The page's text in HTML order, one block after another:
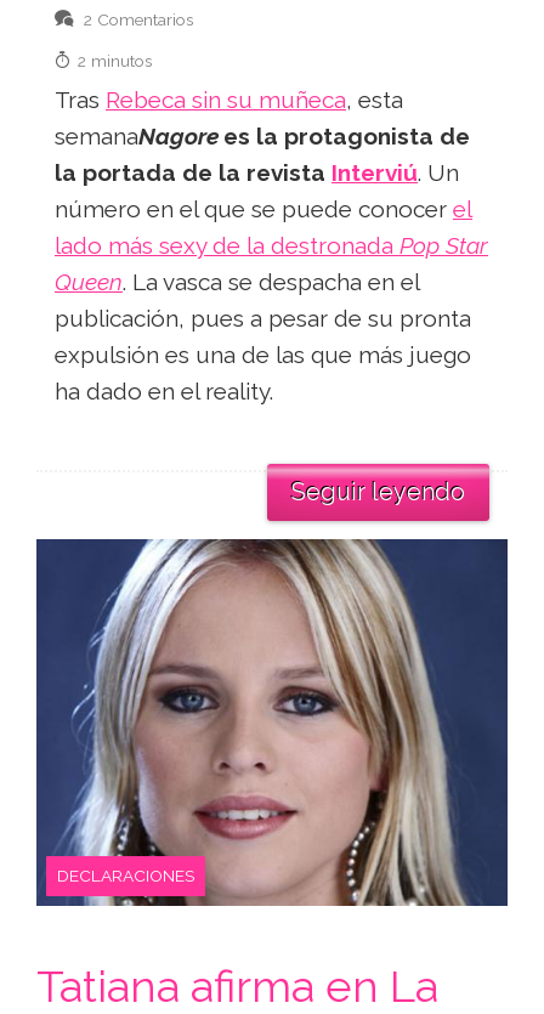
2 Comentarios
2 minutos
Tras Rebeca sin su muñeca, esta
semanaNagore es la protagonista de
la portada de la revista Interviú. Un
número en el que se puede conocer el
lado más sexy de la destronada Pop Star
Queen. La vasca se despacha en el
publicación, pues a pesar de su pronta
expulsión es una de las que más juego
ha dado en el reality.
Seguir leyendo
DECLARACIONES
Tatiana afirma en La